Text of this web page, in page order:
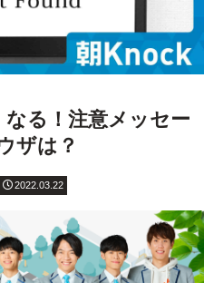
る！注意メッセー
ザは？
2022.03.22